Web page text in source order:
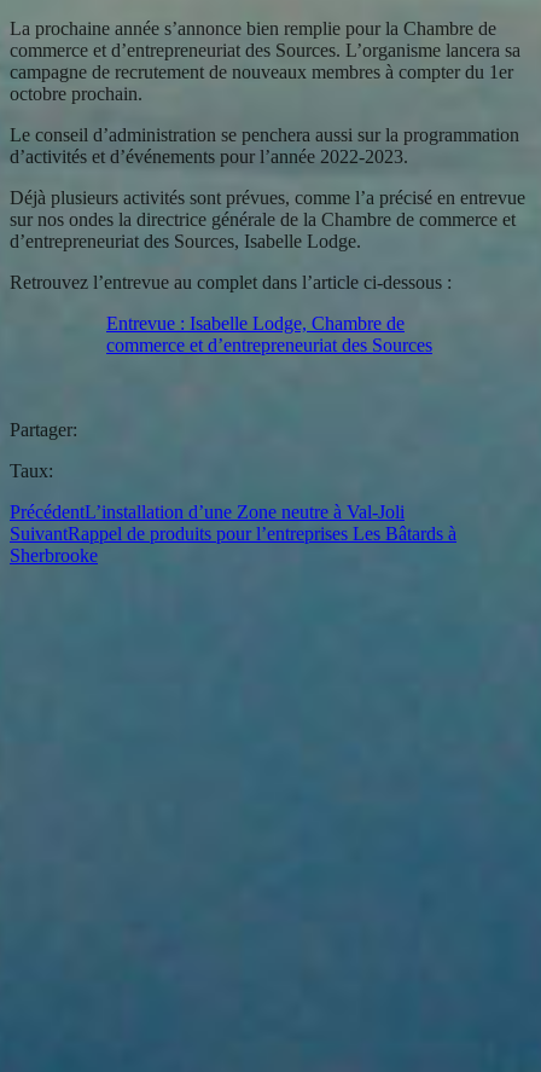
La prochaine année s’annonce bien remplie pour la Chambre de
commerce et d’entrepreneuriat des Sources. L’organisme lancera sa
campagne de recrutement de nouveaux membres à compter du 1er
octobre prochain.
Le conseil d’administration se penchera aussi sur la programmation
d’activités et d’événements pour l’année 2022-2023.
Déjà plusieurs activités sont prévues, comme l’a précisé en entrevue
sur nos ondes la directrice générale de la Chambre de commerce et
d’entrepreneuriat des Sources, Isabelle Lodge.
Retrouvez l’entrevue au complet dans l’article ci-dessous :
Entrevue : Isabelle Lodge, Chambre de
commerce et d’entrepreneuriat des Sources
Partager:
Taux:
PrécédentL’installation d’une Zone neutre à Val-Joli
SuivantRappel de produits pour l’entreprises Les Bâtards à
Sherbrooke